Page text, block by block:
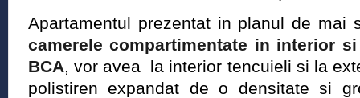
Apartamentul prezentat in planul de mai
camerele compartimentate in interior
BCA, vor avea la interior tencuieli si la
polistiren expandat de o densitate si